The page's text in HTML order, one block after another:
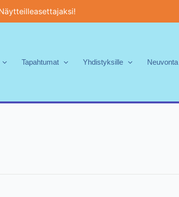
Tapahtumat Yhdistyksille Neuvonta